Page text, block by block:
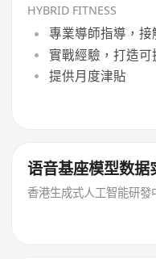
HYBRID FITNESS
專業導師指導，
實戰經驗，打造
提供月度津貼
语音基座模型数据
香港生成式人工智能研發